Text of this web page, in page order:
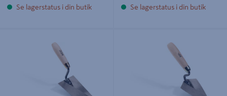
Se lagerstatus i din butik Se lagerstatus i din butik